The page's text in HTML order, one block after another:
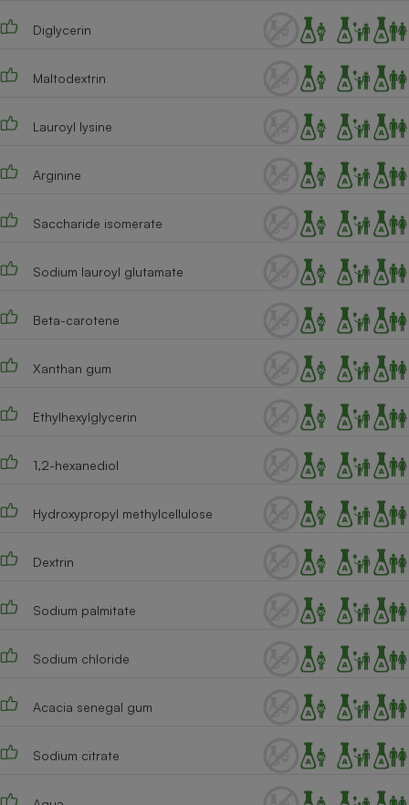
Diglycerin
Maltodextrin
Lauroyl lysine
Arginine
Saccharide isomerate
Sodium lauroyl glutamate
Beta-carotene
Xanthan gum
Ethylhexylglycerin
1,2-hexanediol
Hydroxypropyl methylcellulose
Dextrin
Sodium palmitate
Sodium chloride
Acacia senegal gum
Sodium citrate